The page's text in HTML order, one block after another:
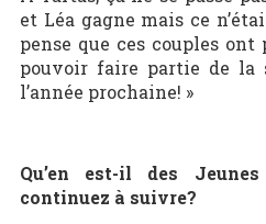
et Léa gagne mais ce
pense que ces couples
pouvoir faire partie de la
l’année prochaine! »
Qu’en est-il des
continuez à suivre?